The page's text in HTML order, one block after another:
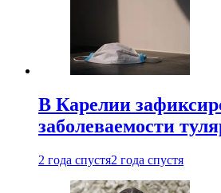
В Карелии
заболеваемости
2 года спустя2 года спустя